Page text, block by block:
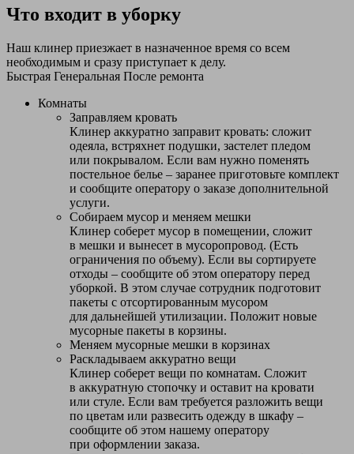
Что входит в уборку
Наш клинер приезжает в назначенное время со всем
необходимым и сразу приступает к делу.
Быстрая Генеральная После ремонта
Комнаты
Заправляем кровать
Клинер аккуратно заправит кровать: сложит
одеяла, встряхнет подушки, застелет пледом
или покрывалом. Если вам нужно поменять
постельное белье – заранее приготовьте комплект
и сообщите оператору о заказе дополнительной
услуги.
Собираем мусор и меняем мешки
Клинер соберет мусор в помещении, сложит
в мешки и вынесет в мусоропровод. (Есть
ограничения по объему). Если вы сортируете
отходы – сообщите об этом оператору перед
уборкой. В этом случае сотрудник подготовит
пакеты с отсортированным мусором
для дальнейшей утилизации. Положит новые
мусорные пакеты в корзины.
Меняем мусорные мешки в корзинах
Раскладываем аккуратно вещи
Клинер соберет вещи по комнатам. Сложит
в аккуратную стопочку и оставит на кровати
или стуле. Если вам требуется разложить вещи
по цветам или развесить одежду в шкафу –
сообщите об этом нашему оператору
при оформлении заказа.